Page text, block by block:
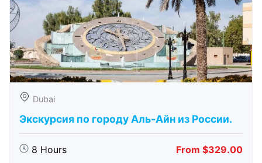
Dubai
Экскурсия по городу Аль-Айн из России.
8 Hours From $329.00